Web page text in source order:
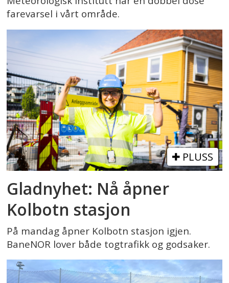
farevarsel i vårt område.
PLUSS
Gladnyhet: Nå åpner
Kolbotn stasjon
På mandag åpner Kolbotn stasjon igjen.
BaneNOR lover både togtrafikk og godsaker.